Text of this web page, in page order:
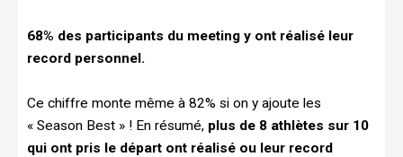
68% des participants du meeting y ont réalisé leur
record personnel.
Ce chiffre monte même à 82% si on y ajoute les
« Season Best » ! En résumé, plus de 8 athlètes sur 10
qui ont pris le départ ont réalisé ou leur record